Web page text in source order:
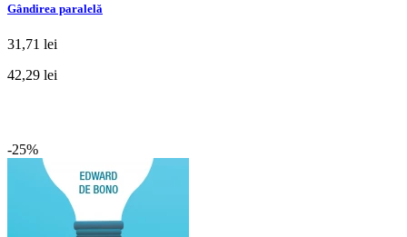
Gândirea paralelă
31,71 lei
42,29 lei
-25%